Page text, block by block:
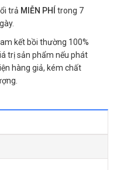
trả MIỄN PHÍ trong 7
kết bồi thường 100%
trị sản phẩm nếu phát
hàng giả, kém chất